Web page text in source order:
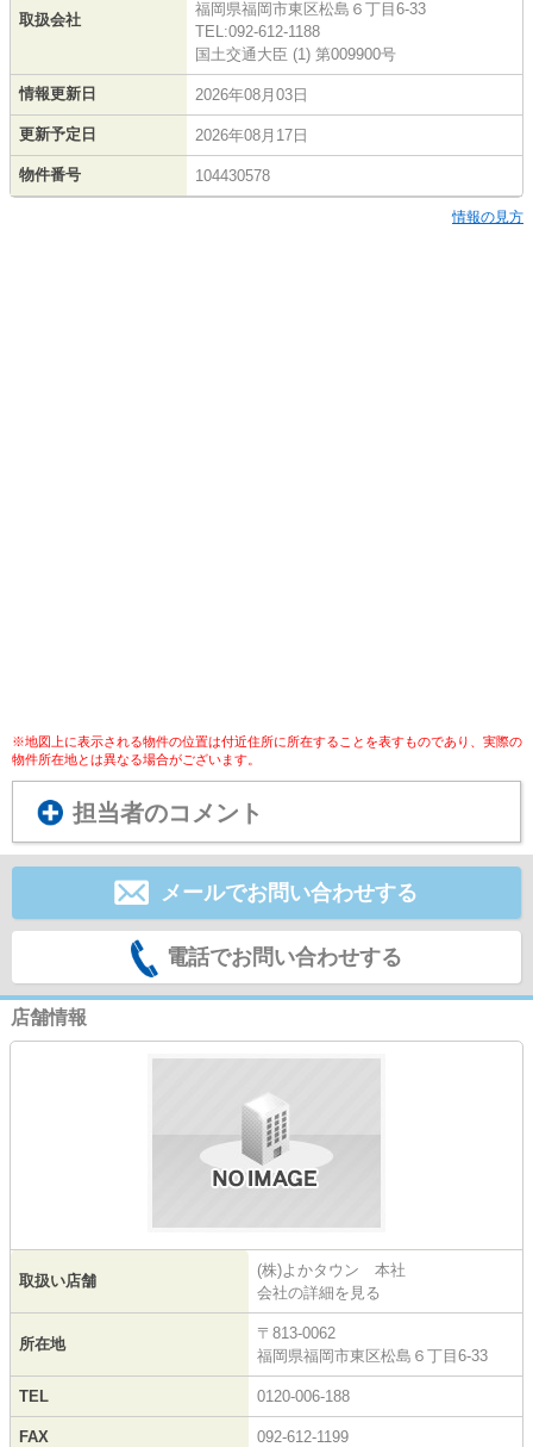
取扱会社
福岡県福岡市東区松島６丁目6-33
TEL:092-612-1188
国土交通大臣 (1) 第009900号
情報更新日 2026年08月03日
更新予定日 2026年08月17日
物件番号 104430578
情報の見方
※地図上に表示される物件の位置は付近住所に所在することを表すものであり、実際の
物件所在地とは異なる場合がございます。
担当者のコメント
メールでお問い合わせする
電話でお問い合わせする
店舗情報
取扱い店舗
(株)よかタウン 本社
会社の詳細を見る
所在地
〒813-0062
福岡県福岡市東区松島６丁目6-33
TEL 0120-006-188
FAX 092-612-1199